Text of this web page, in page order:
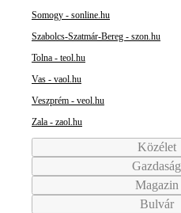
Somogy - sonline.hu
Szabolcs-Szatmár-Bereg - szon.hu
Tolna - teol.hu
Vas - vaol.hu
Veszprém - veol.hu
Zala - zaol.hu
Közélet
Gazdaság
Magazin
Bulvár